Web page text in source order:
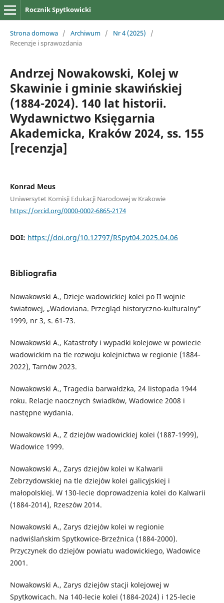
Rocznik Spytkowicki
Strona domowa / Archiwum / Nr 4 (2025)
/
Recenzje i sprawozdania
Andrzej Nowakowski, Kolej w
Skawinie i gminie skawińskiej
(1884-2024). 140 lat historii.
Wydawnictwo Księgarnia
Akademicka, Kraków 2024, ss. 155
[recenzja]
Konrad Meus
Uniwersytet Komisji Edukacji Narodowej w Krakowie
https://orcid.org/0000-0002-6865-2174
DOI: https://doi.org/10.12797/RSpyt04.2025.04.06
Bibliografia
Nowakowski A., Dzieje wadowickiej kolei po II wojnie
światowej, „Wadoviana. Przegląd historyczno-kulturalny”
1999, nr 3, s. 61-73.
Nowakowski A., Katastrofy i wypadki kolejowe w powiecie
wadowickim na tle rozwoju kolejnictwa w regionie (1884-
2022), Tarnów 2023.
Nowakowski A., Tragedia barwałdzka, 24 listopada 1944
roku. Relacje naocznych świadków, Wadowice 2008 i
następne wydania.
Nowakowski A., Z dziejów wadowickiej kolei (1887-1999),
Wadowice 1999.
Nowakowski A., Zarys dziejów kolei w Kalwarii
Zebrzydowskiej na tle dziejów kolei galicyjskiej i
małopolskiej. W 130-lecie doprowadzenia kolei do Kalwarii
(1884-2014), Rzeszów 2014.
Nowakowski A., Zarys dziejów kolei w regionie
nadwiślańskim Spytkowice-Brzeźnica (1884-2000).
Przyczynek do dziejów powiatu wadowickiego, Wadowice
2001.
Nowakowski A., Zarys dziejów stacji kolejowej w
Spytkowicach. Na 140-lecie kolei (1884-2024) i 125-lecie